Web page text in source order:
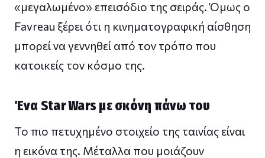
«μεγαλωμένο» επεισόδιο της σειράς. Όμως ο
Favreau ξέρει ότι η κινηματογραφική αίσθηση
μπορεί να γεννηθεί από τον τρόπο που
κατοικείς τον κόσμο της.
Ένα Star Wars με σκόνη πάνω του
Το πιο πετυχημένο στοιχείο της ταινίας είναι
η εικόνα της. Μέταλλα που μοιάζουν